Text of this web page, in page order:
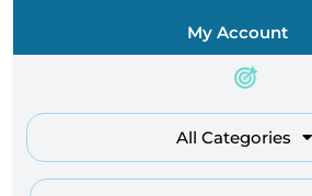
My Account
All Categories